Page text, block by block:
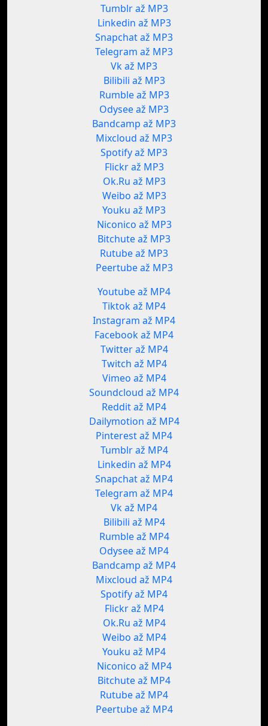
Tumblr až MP3
Linkedin až MP3
Snapchat až MP3
Telegram až MP3
Vk až MP3
Bilibili až MP3
Rumble až MP3
Odysee až MP3
Bandcamp až MP3
Mixcloud až MP3
Spotify až MP3
Flickr až MP3
Ok.Ru až MP3
Weibo až MP3
Youku až MP3
Niconico až MP3
Bitchute až MP3
Rutube až MP3
Peertube až MP3
Youtube až MP4
Tiktok až MP4
Instagram až MP4
Facebook až MP4
Twitter až MP4
Twitch až MP4
Vimeo až MP4
Soundcloud až MP4
Reddit až MP4
Dailymotion až MP4
Pinterest až MP4
Tumblr až MP4
Linkedin až MP4
Snapchat až MP4
Telegram až MP4
Vk až MP4
Bilibili až MP4
Rumble až MP4
Odysee až MP4
Bandcamp až MP4
Mixcloud až MP4
Spotify až MP4
Flickr až MP4
Ok.Ru až MP4
Weibo až MP4
Youku až MP4
Niconico až MP4
Bitchute až MP4
Rutube až MP4
Peertube až MP4